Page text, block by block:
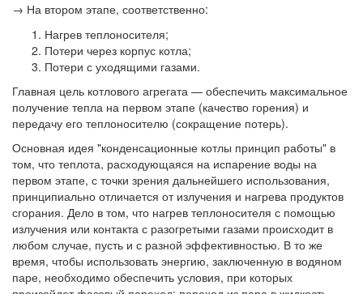
→ На втором этапе, соответственно:
Нагрев теплоносителя;
Потери через корпус котла;
Потери с уходящими газами.
Главная цель котлового агрегата — обеспечить максимальное
получение тепла на первом этапе (качество горения) и
передачу его теплоносителю (сокращение потерь).
Основная идея "конденсационные котлы принцип работы" в
том, что теплота, расходующаяся на испарение воды на
первом этапе, с точки зрения дальнейшего использования,
принципиально отличается от излучения и нагрева продуктов
сгорания. Дело в том, что нагрев теплоносителя с помощью
излучения или контакта с разогретыми газами происходит в
любом случае, пусть и с разной эффективностью. В то же
время, чтобы использовать энергию, заключенную в водяном
паре, необходимо обеспечить условия, при которых